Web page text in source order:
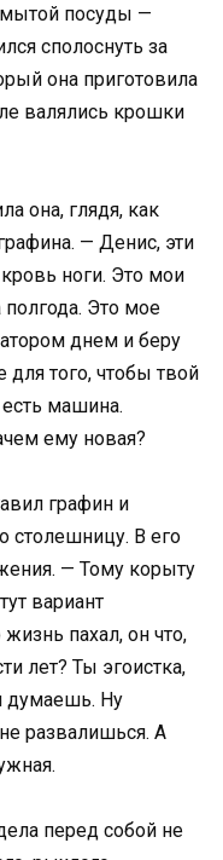
посуды —
сполоснуть за
она приготовила
валялись крошки
она, глядя, как
— Денис, эти
ноги. Это мои
Это мое
днем и беру
того, чтобы твой
есть машина.
ему новая?
графин и
столешницу. В его
— Тому корыту
вариант
пахал, он что,
лет? Ты эгоистка,
думаешь. Ну
развалишься. А
перед собой не